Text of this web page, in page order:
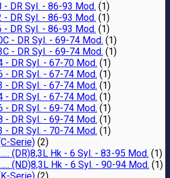
- DR Syl. - 86-93 Mod. (1)
- DR Syl. - 86-93 Mod. (1)
- DR Syl. - 86-93 Mod. (1)
- DR Syl. - 69-74 Mod. (1)
- DR Syl. - 69-74 Mod. (1)
- DR Syl. - 67-70 Mod. (1)
- DR Syl. - 67-74 Mod. (1)
- DR Syl. - 67-74 Mod. (1)
- DR Syl. - 67-74 Mod. (1)
- DR Syl. - 69-74 Mod. (1)
- DR Syl. - 69-74 Mod. (1)
- DR Syl. - 70-74 Mod. (1)
Serie) (2)
(DR)8,3L Hk - 6 Syl. - 83-95 Mod. (1)
(ND)8,3L Hk - 6 Syl. - 90-94 Mod. (1)